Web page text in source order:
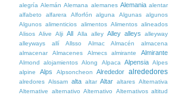
alegría Alemán Alemana alemanes Alemania alentar
alfabeto
alfarera Alforfón alguna Algunas
algunos
Algunos alimenticios alimentos Alimentos alineados
Alisos Alive Alji All Alla alley Alley alleys
alleyway
alleyways
allí Allsso Almac Almacén
almacena
almacenar
Almacenes Almecs almirante Almirante
Almond alojamientos Along Alpaca Alpensia Alpes
alpine
Alps Alpsoncheon Alrededor alrededores
alredores Alssam alta altar Altar altares Alternativa
Alternative
alternativo Alternativo Alternativos altitud